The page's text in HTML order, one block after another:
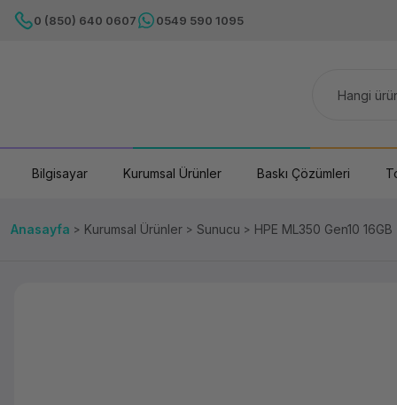
0 (850) 640 0607 0549 590 1095
Bilgisayar Kurumsal Ürünler Baskı Çözümleri
Anasayfa Kurumsal Ürünler Sunucu HPE ML350 Gen10